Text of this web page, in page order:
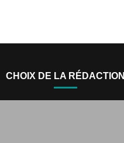
CHOIX DE LA RÉDACTION